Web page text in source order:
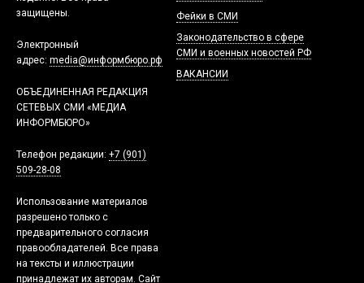
защищены.
Электронный
адрес: media@информбюро.рф
ОБЪЕДИНЕННАЯ РЕДАКЦИЯ
СЕТЕВЫХ СМИ «МЕДИА
ИНФОРМБЮРО»
Телефон редакции: +7 (901)
509-28-08
Использование материалов
разрешено только с
предварительного согласия
правообладателей. Все права
на тексты и иллюстрации
принадлежат их авторам. Сайт
Фейки в СМИ
Законодательство в сфере
СМИ и военных новостей РФ
ВАКАНСИИ